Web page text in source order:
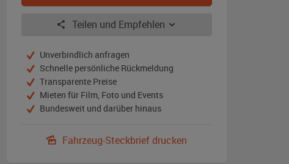
Teilen und Empfehlen
Unverbindlich anfragen
Schnelle persönliche Rückmeldung
Transparente Preise
Mieten für Film, Foto und Events
Bundesweit und darüber hinaus
Fahrzeug-Steckbrief drucken